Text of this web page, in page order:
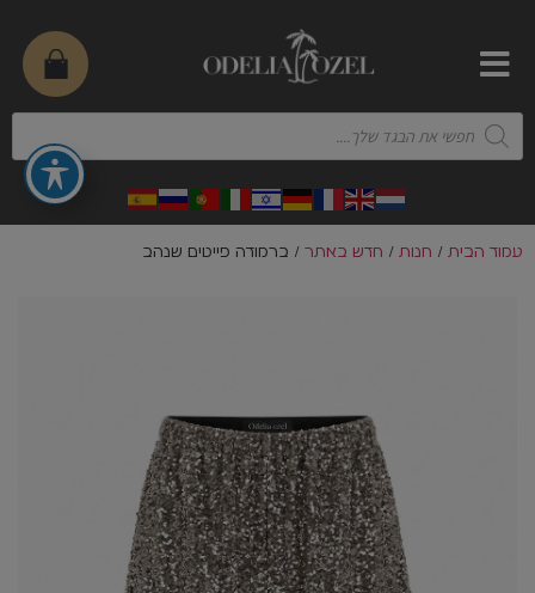
עמוד הבית / חנות / חדש באתר / ברמודה פייטים שנהב